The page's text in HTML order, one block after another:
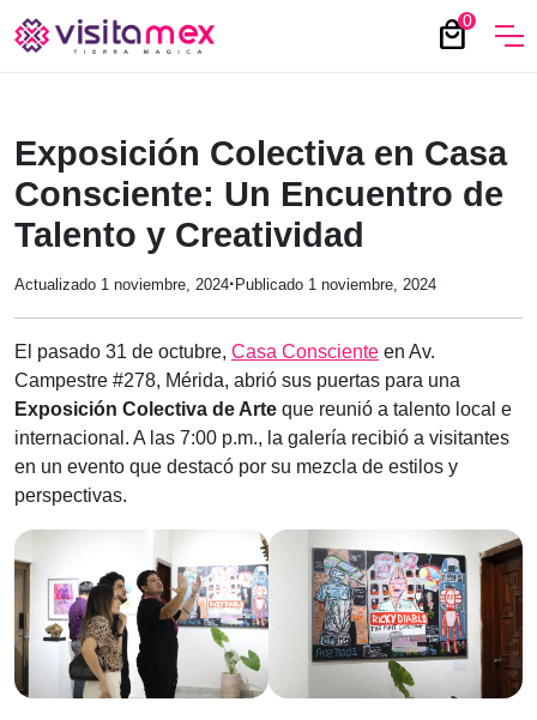
0
local_mall
Exposición Colectiva en Casa
Consciente: Un Encuentro de
Talento y Creatividad
Actualizado 1 noviembre, 2024·Publicado 1 noviembre, 2024
El pasado 31 de octubre, Casa Consciente en Av.
Campestre #278, Mérida, abrió sus puertas para una
Exposición Colectiva de Arte que reunió a talento local e
internacional. A las 7:00 p.m., la galería recibió a visitantes
en un evento que destacó por su mezcla de estilos y
perspectivas.